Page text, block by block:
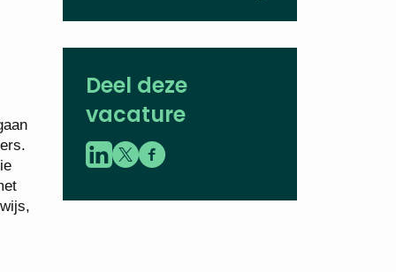
Deel deze
vacature